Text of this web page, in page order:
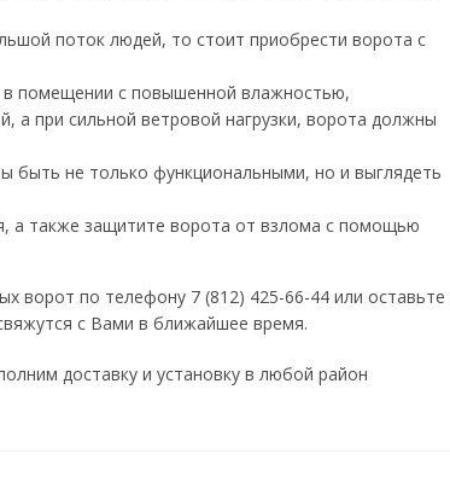
поток людей, то стоит приобрести ворота с
в помещении с повышенной влажностью,
а при сильной ветровой нагрузки, ворота должны
быть не только функциональными, но и выглядеть
а также защитите ворота от взлома с помощью
ворот по телефону 7 (812) 425-66-44 или оставьте
с Вами в ближайшее время.
доставку и установку в любой район